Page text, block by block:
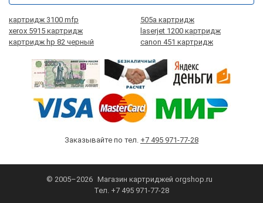
картридж 3100 mfp
505а картридж
xerox 5915 картридж
laserjet 1200 картридж
картридж hp 82 черный
canon 451 картридж
Заказывайте по тел. +7 495 971-77-28
© 2005–2026 Магазин картриджей orgshop.ru
Тел. +7 495 971-77-28